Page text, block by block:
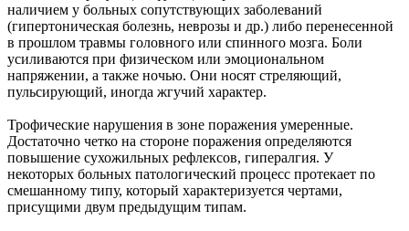
наличием у больных сопутствующих заболеваний
(гипертоническая болезнь, неврозы и др.) либо перенесенной
в прошлом травмы головного или спинного мозга. Боли
усиливаются при физическом или эмоциональном
напряжении, а также ночью. Они носят стреляющий,
пульсирующий, иногда жгучий характер.
Трофические нарушения в зоне поражения умеренные.
Достаточно четко на стороне поражения определяются
повышение сухожильных рефлексов, гипералгия. У
некоторых больных патологический процесс протекает по
смешанному типу, который характеризуется чертами,
присущими двум предыдущим типам.